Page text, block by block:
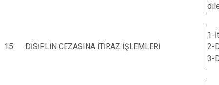
15 DİSİPLİN CEZASINA İTİRAZ İŞLEMLERİ
1-
2-
3-